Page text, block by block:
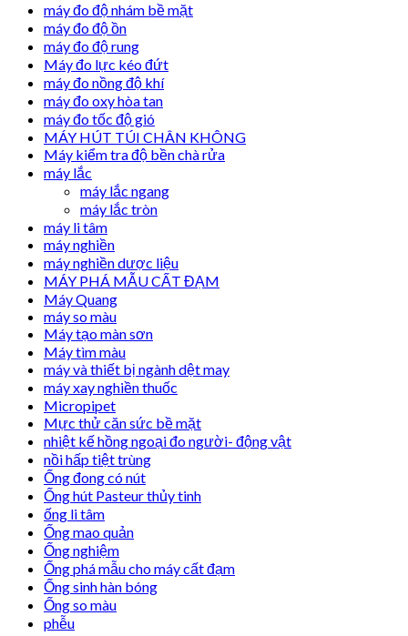
máy đo độ nhám bề mặt
máy đo độ ồn
máy đo độ rung
Máy đo lực kéo đứt
máy đo nồng độ khí
máy đo oxy hòa tan
máy đo tốc độ gió
MÁY HÚT TÚI CHÂN KHÔNG
Máy kiểm tra độ bền chà rửa
máy lắc
máy lắc ngang
máy lắc tròn
máy li tâm
máy nghiền
máy nghiền dược liệu
MÁY PHÁ MẪU CẤT ĐẠM
Máy Quang
máy so màu
Máy tạo màn sơn
Máy tìm màu
máy và thiết bị ngành dệt may
máy xay nghiền thuốc
Micropipet
Mực thử căn sức bề mặt
nhiệt kế hồng ngoại đo người- động vật
nồi hấp tiệt trùng
Ống đong có nút
Ống hút Pasteur thủy tinh
ống li tâm
Ống mao quản
Ống nghiệm
Ống phá mẫu cho máy cất đạm
Ống sinh hàn bóng
Ống so màu
phễu